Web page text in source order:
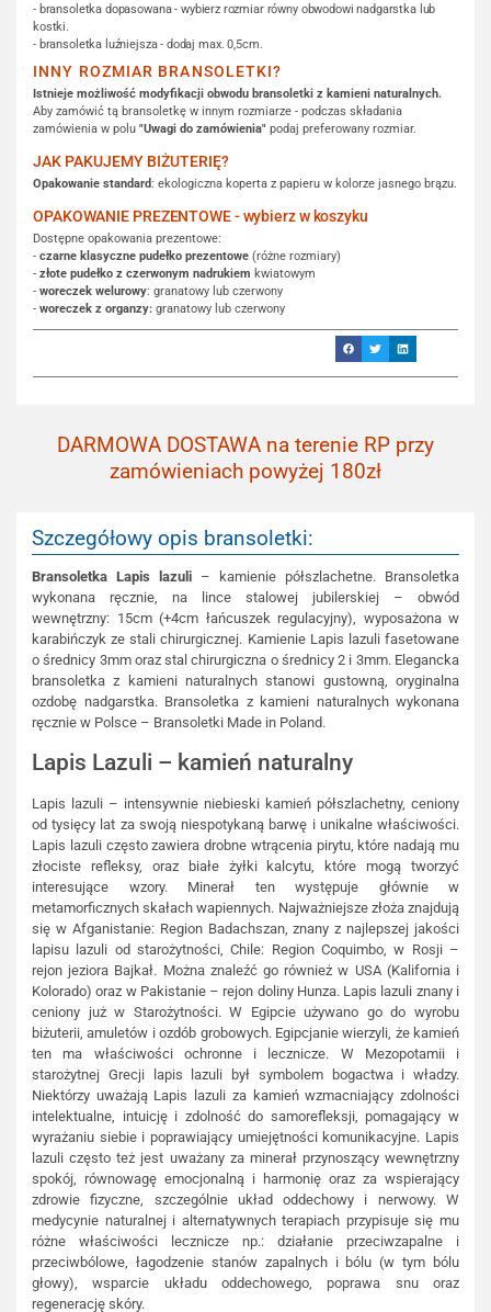
- bransoletka dopasowana - wybierz rozmiar równy obwodowi nadgarstka lub
kostki.
- bransoletka luźniejsza - dodaj max. 0,5cm.
INNY ROZMIAR BRANSOLETKI?
Istnieje możliwość modyfikacji obwodu bransoletki z kamieni naturalnych.
Aby zamówić tą bransoletkę w innym rozmiarze - podczas składania
zamówienia w polu "Uwagi do zamówienia" podaj preferowany rozmiar.
JAK PAKUJEMY BIŻUTERIĘ?
Opakowanie standard: ekologiczna koperta z papieru w kolorze jasnego brązu.
OPAKOWANIE PREZENTOWE - wybierz w koszyku
Dostępne opakowania prezentowe:
- czarne klasyczne pudełko prezentowe (różne rozmiary)
- złote pudełko z czerwonym nadrukiem kwiatowym
- woreczek welurowy: granatowy lub czerwony
- woreczek z organzy: granatowy lub czerwony
DARMOWA DOSTAWA na terenie RP przy
zamówieniach powyżej 180zł
Szczegółowy opis bransoletki:
Bransoletka Lapis lazuli – kamienie półszlachetne. Bransoletka
wykonana ręcznie, na lince stalowej jubilerskiej – obwód
wewnętrzny: 15cm (+4cm łańcuszek regulacyjny), wyposażona w
karabińczyk ze stali chirurgicznej. Kamienie Lapis lazuli fasetowane
o średnicy 3mm oraz stal chirurgiczna o średnicy 2 i 3mm. Elegancka
bransoletka z kamieni naturalnych stanowi gustowną, oryginalna
ozdobę nadgarstka. Bransoletka z kamieni naturalnych wykonana
ręcznie w Polsce – Bransoletki Made in Poland.
Lapis Lazuli – kamień naturalny
Lapis lazuli – intensywnie niebieski kamień półszlachetny, ceniony
od tysięcy lat za swoją niespotykaną barwę i unikalne właściwości.
Lapis lazuli często zawiera drobne wtrącenia pirytu, które nadają mu
złociste refleksy, oraz białe żyłki kalcytu, które mogą tworzyć
interesujące wzory. Minerał ten występuje głównie w
metamorficznych skałach wapiennych. Najważniejsze złoża znajdują
się w Afganistanie: Region Badachszan, znany z najlepszej jakości
lapisu lazuli od starożytności, Chile: Region Coquimbo, w Rosji –
rejon jeziora Bajkał. Można znaleźć go również w USA (Kalifornia i
Kolorado) oraz w Pakistanie – rejon doliny Hunza. Lapis lazuli znany i
ceniony już w Starożytności. W Egipcie używano go do wyrobu
biżuterii, amuletów i ozdób grobowych. Egipcjanie wierzyli, że kamień
ten ma właściwości ochronne i lecznicze. W Mezopotamii i
starożytnej Grecji lapis lazuli był symbolem bogactwa i władzy.
Niektórzy uważają Lapis lazuli za kamień wzmacniający zdolności
intelektualne, intuicję i zdolność do samorefleksji, pomagający w
wyrażaniu siebie i poprawiający umiejętności komunikacyjne. Lapis
lazuli często też jest uważany za minerał przynoszący wewnętrzny
spokój, równowagę emocjonalną i harmonię oraz za wspierający
zdrowie fizyczne, szczególnie układ oddechowy i nerwowy. W
medycynie naturalnej i alternatywnych terapiach przypisuje się mu
różne właściwości lecznicze np.: działanie przeciwzapalne i
przeciwbólowe, łagodzenie stanów zapalnych i bólu (w tym bólu
głowy), wsparcie układu oddechowego, poprawa snu oraz
regenerację skóry.